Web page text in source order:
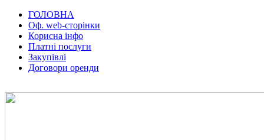
ГОЛОВНА
Оф. web-сторінки
Корисна інфо
Платні послуги
Закупівлі
Договори оренди